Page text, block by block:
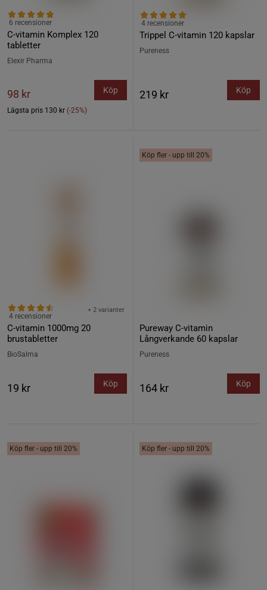
C-vitamin Komplex 120
tabletter
6 recensioner
Elexir Pharma
98 kr
Lägsta pris 130 kr (-25%)
Köp
Trippel C-vitamin 120 kapslar
4 recensioner
Pureness
219 kr Köp
C-vitamin 1000mg 20
brustabletter
+ 2 varianter
4 recensioner
BioSalma
19 kr Köp
Köp fler - upp till 20%
Pureway C-vitamin
Långverkande 60 kapslar
Pureness
164 kr Köp
Köp fler - upp till 20% Köp fler - upp till 20%